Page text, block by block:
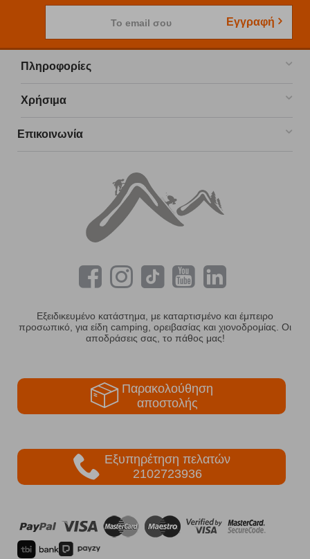
Το email σου Εγγραφή
Πληροφορίες
Χρήσιμα
Επικοινωνία
Εξειδικευμένο κατάστημα, με καταρτισμένο και έμπειρο
προσωπικό, για είδη camping, ορειβασίας και χιονοδρομίας. Οι
αποδράσεις σας, το πάθος μας!
Παρακολούθηση
αποστολής
Εξυπηρέτηση πελατών
2102723936